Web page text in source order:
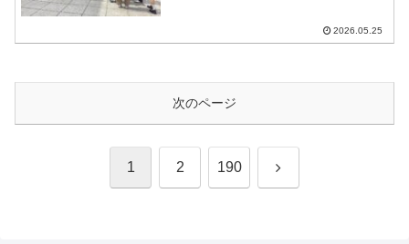
2026.05.25
次のページ
1 2 190 次